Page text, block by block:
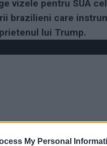
My Personal
vizele pentru SUA
brazilieni care
lui Trump.